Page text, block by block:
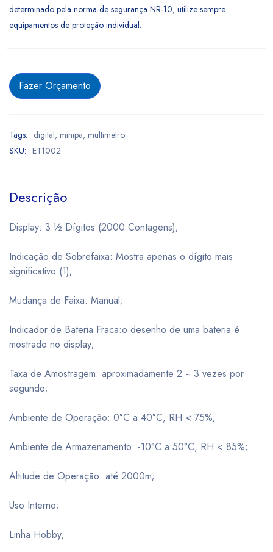
determinado pela norma de segurança NR-10, utilize sempre
equipamentos de proteção individual.
Fazer Orçamento
Tags: digital, minipa, multimetro
SKU: ET1002
Descrição
Display: 3 ½ Dígitos (2000 Contagens);
Indicação de Sobrefaixa: Mostra apenas o dígito mais
significativo (1);
Mudança de Faixa: Manual;
Indicador de Bateria Fraca:o desenho de uma bateria é
mostrado no display;
Taxa de Amostragem: aproximadamente 2 ~ 3 vezes por
segundo;
Ambiente de Operação: 0°C a 40°C, RH < 75%;
Ambiente de Armazenamento: -10°C a 50°C, RH < 85%;
Altitude de Operação: até 2000m;
Uso Interno;
Linha Hobby;